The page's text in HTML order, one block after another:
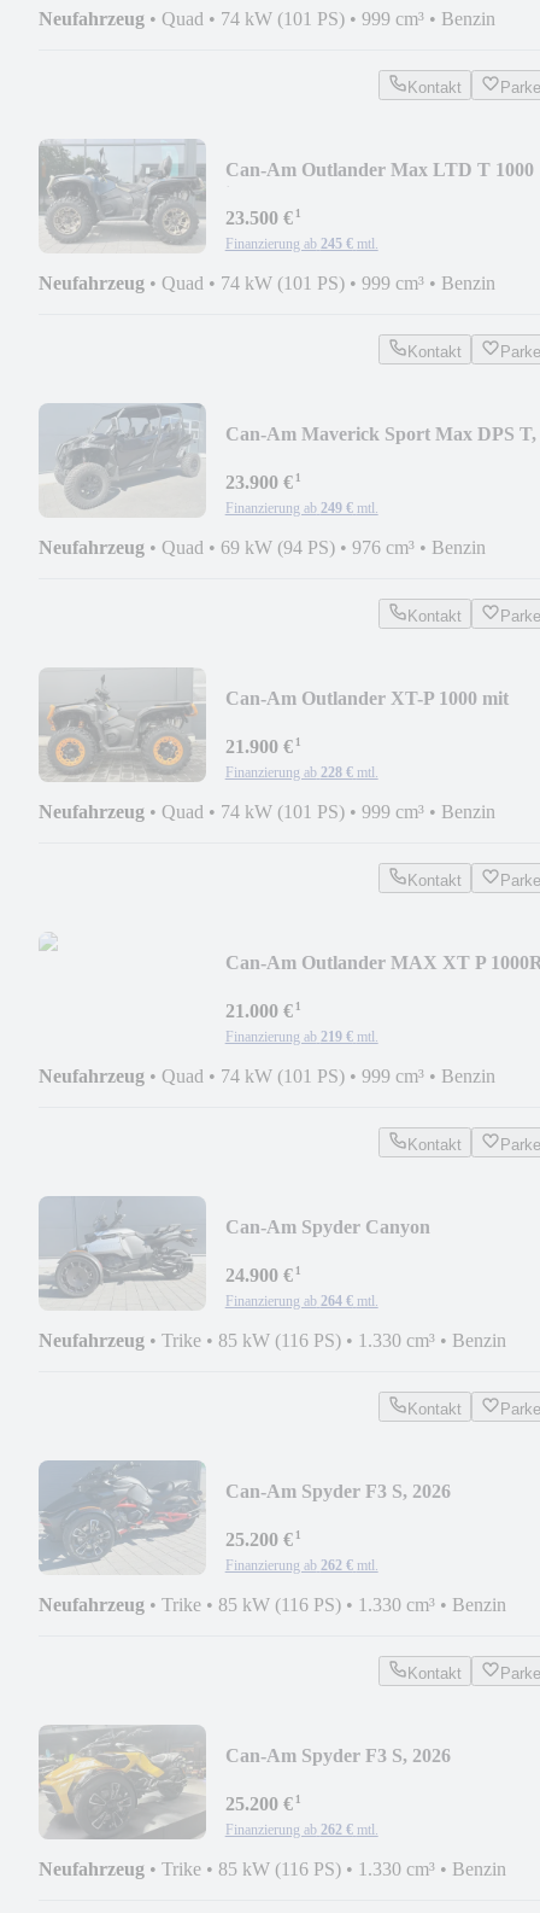
Neufahrzeug • Quad • 74 kW (101 PS) • 999 cm³ • Benzin
Kontakt
Can-Am Outlander Max LTD T 1000
23.500 €¹
Finanzierung ab 245 € mtl.
Neufahrzeug • Quad • 74 kW (101 PS) • 999 cm³ • Benzin
Kontakt
Can-Am Maverick Sport Max DPS T,
23.900 €¹
Finanzierung ab 249 € mtl.
Neufahrzeug • Quad • 69 kW (94 PS) • 976 cm³ • Benzin
Kontakt
Can-Am Outlander XT-P 1000 mit
21.900 €¹
Finanzierung ab 228 € mtl.
Neufahrzeug • Quad • 74 kW (101 PS) • 999 cm³ • Benzin
Kontakt
Can-Am Outlander MAX XT P
21.000 €¹
Finanzierung ab 219 € mtl.
Neufahrzeug • Quad • 74 kW (101 PS) • 999 cm³ • Benzin
Kontakt
Can-Am Spyder Canyon
24.900 €¹
Finanzierung ab 264 € mtl.
Neufahrzeug • Trike • 85 kW (116 PS) • 1.330 cm³ • Benzin
Kontakt
Can-Am Spyder F3 S, 2026
25.200 €¹
Finanzierung ab 262 € mtl.
Neufahrzeug • Trike • 85 kW (116 PS) • 1.330 cm³ • Benzin
Kontakt
Can-Am Spyder F3 S, 2026
25.200 €¹
Finanzierung ab 262 € mtl.
Neufahrzeug • Trike • 85 kW (116 PS) • 1.330 cm³ • Benzin